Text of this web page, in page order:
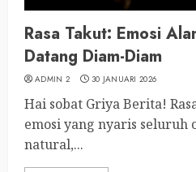
Rasa Takut: Emosi
Datang Diam-Diam
ADMIN 2 30 JANUARI 2026
Hai sobat Griya Berita!
emosi yang nyaris seluruh
natural,...